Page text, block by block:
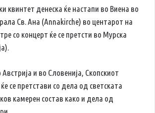
квинтет денеска ќе настапи во Виена во
Св. Ана (Annakirche) во центарот на
со концерт ќе се претсти во Мурска
и во Словенија, Скопскиот
се претстави со дела од светската
камерен состав како и дела од